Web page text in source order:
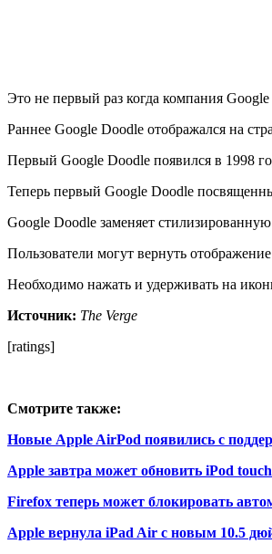
Это не первый раз когда компания
Раннее Google Doodle отображался на
Первый Google Doodle появился в 1998
Теперь первый Google Doodle
Google Doodle заменяет
Пользователи могут вернуть
Необходимо нажать и удерживать на
Источник: The Verge
[ratings]
Смотрите также:
Новые Apple AirPod появились с
Apple завтра может обновить iPod touch
Firefox теперь может блокировать
Apple вернула iPad Air с новым 10.5